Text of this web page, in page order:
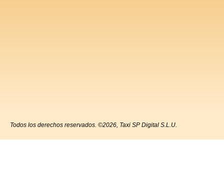
Todos los derechos reservados. ©2026, Taxi SP Digital S.L.U.